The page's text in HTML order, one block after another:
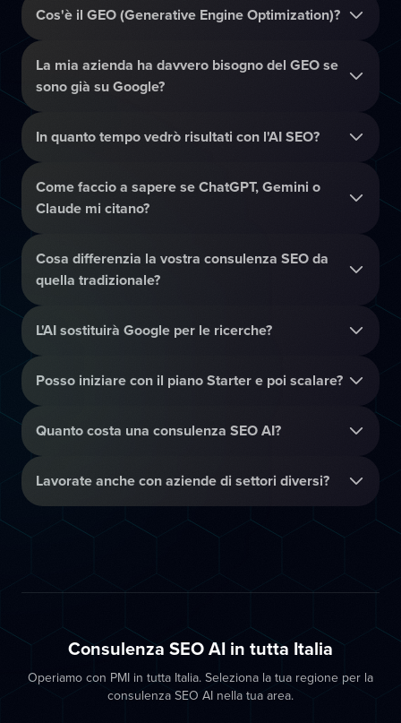
Cos'è il GEO (Generative Engine Optimization)?
La mia azienda ha davvero bisogno del GEO se
sono già su Google?
In quanto tempo vedrò risultati con l'AI SEO?
Come faccio a sapere se ChatGPT, Gemini o
Claude mi citano?
Cosa differenzia la vostra consulenza SEO da
quella tradizionale?
L'AI sostituirà Google per le ricerche?
Posso iniziare con il piano Starter e poi scalare?
Quanto costa una consulenza SEO AI?
Lavorate anche con aziende di settori diversi?
Consulenza SEO AI in tutta Italia
Operiamo con PMI in tutta Italia. Seleziona la tua regione per la
consulenza SEO AI nella tua area.